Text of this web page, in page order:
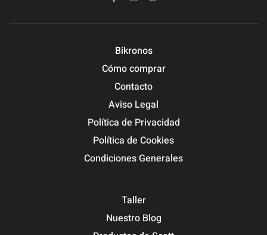
Bikronos
Cómo comprar
Contacto
Aviso Legal
Política de Privacidad
Política de Cookies
Condiciones Generales
Taller
Nuestro Blog